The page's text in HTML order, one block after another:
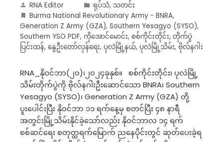
RNA Editor ရုပ်သံ, သတင်း
Burma National Revolutionary Army - BNRA,
Generation Z Army (GZA), Southern Yesagyo (SYSO),
Southern YSO PDF, ကိုအောင်မောင်း, စစ်ကိုင်းတိုင်း, တိုက်ပွဲ
ပြင်းထန်, နွေဦးတော်လှန်ရေး, ပုလဲမြို့နယ်, ပုလဲမြို့သိမ်း, ဗိုလ်နဂါး
RNA_နိုဝင်ဘာ(၂၀)၊၂၀၂၄ခုနှစ်။ စစ်ကိုင်းတိုင်း၊ ပုလဲမြို့
သိမ်းတိုက်ပွဲကို ဗိုလ်နဂါးဦးဆောင်သော BNRA၊ Southern
Yesagyo (SYSO)၊ Generation Z Army (GZA) တို့
ပူးပေါင်းပြီး နိုဝင်ဘာ ၁၁ ရက်နေ့မှ စတင်ပြီး ၄၈ နာရီ
အတွင်းမြို့သိမ်းနိုင်ခဲ့သော်လည်း နိုဝင်ဘာလ ၁၄ ရက်
စစ်ဆင်ရေး စတုတ္ထရက်မြောက် ညနေပိုင်းတွင် ဆုတ်ပေးခဲ့ရ